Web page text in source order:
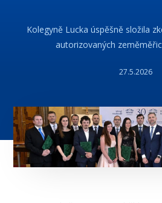
Kolegyně Lucka úspěšně složila
autorizovaných
27.5.2026